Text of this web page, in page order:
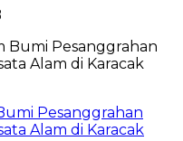
Pesanggrahan
Alam di Karacak